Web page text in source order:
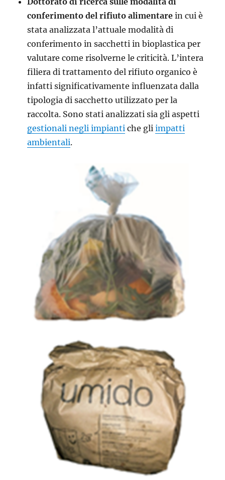
conferimento del rifiuto alimentare in cui è
stata analizzata l’attuale modalità di
conferimento in sacchetti in bioplastica per
valutare come risolverne le criticità. L’intera
filiera di trattamento del rifiuto organico è
infatti significativamente influenzata dalla
tipologia di sacchetto utilizzato per la
raccolta. Sono stati analizzati sia gli aspetti
gestionali negli impianti che gliimpatti
ambientali.